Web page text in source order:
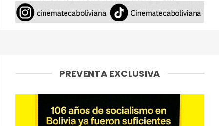
PREVENTA EXCLUSIVA